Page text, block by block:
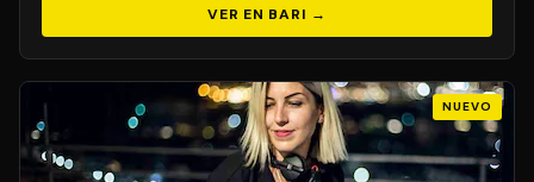
VER EN BARI →
NUEVO